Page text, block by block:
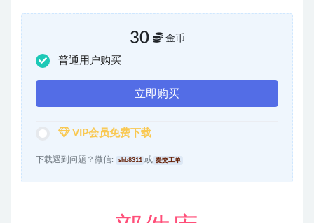
30 金币
普通用户购买
立即购买
VIP会员免费下载
下载遇到问题？微信: shb8311 或 提交工单